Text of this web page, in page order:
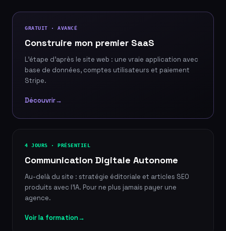
GRATUIT · AVANCÉ
Construire mon premier SaaS
L'étape d'après le site web : une vraie application avec
base de données, comptes utilisateurs et paiement
Stripe.
Découvrir→
4 JOURS · PRÉSENTIEL
Communication Digitale Autonome
Au-delà du site : stratégie éditoriale et articles SEO
produits avec l'IA. Pour ne plus jamais payer une
agence.
Voir la formation→